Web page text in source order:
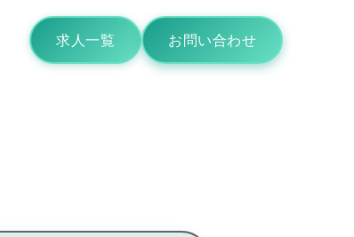
求人一覧 お問い合わせ